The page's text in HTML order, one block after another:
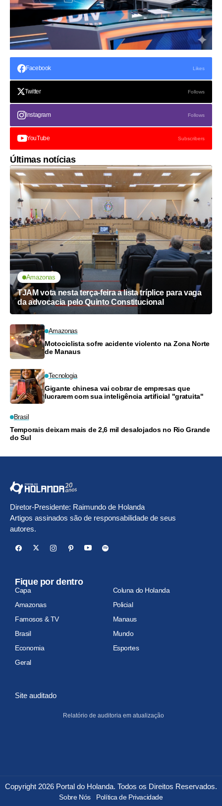
Facebook Likes
Twitter Follows
Instagram Follows
YouTube Subscribers
Últimas notícias
Amazonas
TJAM vota nesta terça-feira a lista tríplice para vaga
da advocacia pelo Quinto Constitucional
Amazonas
Motociclista sofre acidente violento na Zona Norte
de Manaus
Tecnologia
Gigante chinesa vai cobrar de empresas que
lucrarem com sua inteligência artificial "gratuita"
Brasil
Temporais deixam mais de 2,6 mil desalojados no Rio Grande
do Sul
Diretor-Presidente: Raimundo de Holanda
Artigos assinados são de responsabilidade de seus
autores.
Fique por dentro
Capa
Coluna do Holanda
Amazonas
Policial
Famosos & TV
Manaus
Brasil
Mundo
Economia
Esportes
Geral
Site auditado
Relatório de auditoria em atualização
Copyright 2026 Portal do Holanda. Todos os Direitos Reservados.
Sobre Nós Política de Privacidade